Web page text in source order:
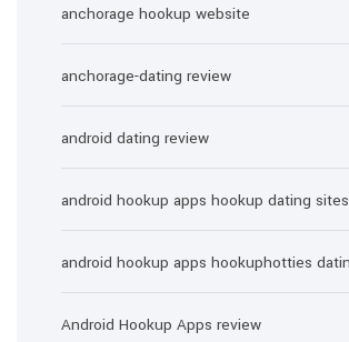
anchorage hookup website
anchorage-dating review
android dating review
android hookup apps hookup dating sites
android hookup apps hookuphotties
Android Hookup Apps review